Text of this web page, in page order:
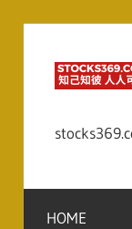
content
HOME